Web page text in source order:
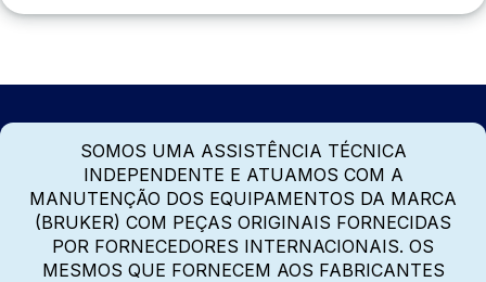
SOMOS UMA ASSISTÊNCIA TÉCNICA
INDEPENDENTE E ATUAMOS COM A
MANUTENÇÃO DOS EQUIPAMENTOS DA MARCA
(BRUKER) COM PEÇAS ORIGINAIS FORNECIDAS
POR FORNECEDORES INTERNACIONAIS. OS
MESMOS QUE FORNECEM AOS FABRICANTES